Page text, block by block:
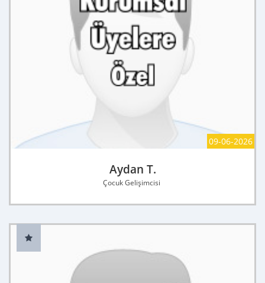
09-06-2026
Aydan T.
Çocuk Gelişimcisi